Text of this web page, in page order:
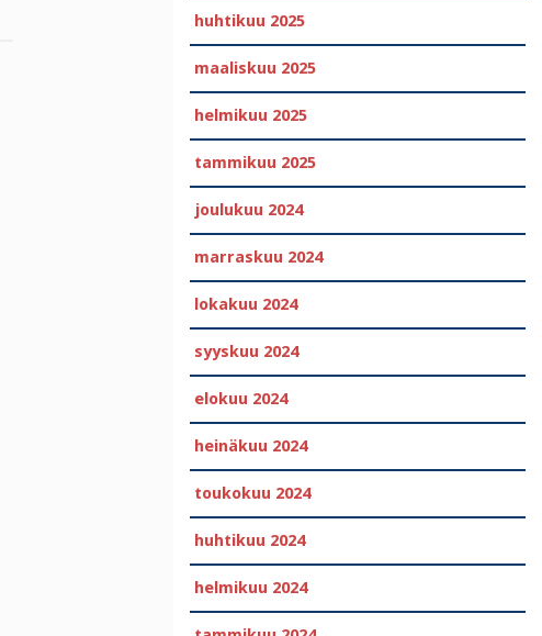
huhtikuu 2025
maaliskuu 2025
helmikuu 2025
tammikuu 2025
joulukuu 2024
marraskuu 2024
lokakuu 2024
syyskuu 2024
elokuu 2024
heinäkuu 2024
toukokuu 2024
huhtikuu 2024
helmikuu 2024